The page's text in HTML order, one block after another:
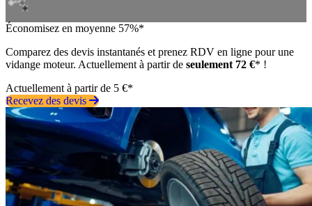
Économisez en moyenne 57%*
Comparez des devis instantanés et prenez RDV en ligne pour une
vidange moteur. Actuellement à partir de seulement 72 €* !
Actuellement à partir de 5 €*
Recevez des devis